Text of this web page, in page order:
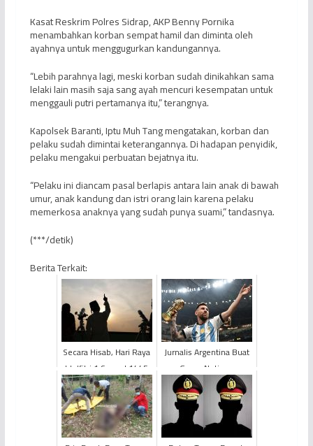
Kasat Reskrim Polres Sidrap, AKP Benny Pornika
menambahkan korban sempat hamil dan diminta oleh
ayahnya untuk menggugurkan kandungannya.
“Lebih parahnya lagi, meski korban sudah dinikahkan sama
lelaki lain masih saja sang ayah mencuri kesempatan untuk
menggauli putri pertamanya itu,” terangnya.
Kapolsek Baranti, Iptu Muh Tang mengatakan, korban dan
pelaku sudah dimintai keterangannya. Di hadapan penyidik,
pelaku mengakui perbuatan bejatnya itu.
“Pelaku ini diancam pasal berlapis antara lain anak di bawah
umur, anak kandung dan istri orang lain karena pelaku
memerkosa anaknya yang sudah punya suami,” tandasnya.
(***/detik)
Berita Terkait:
Secara Hisab, Hari Raya
Idulfitri 1 Syawal 1445
Hijriah Jatuh pada 10
Maret 2024
Jurnalis Argentina Buat
Geger Netizen
Indonesia, Lionel Messi
Dikabarkan Gagal ke
Ind...